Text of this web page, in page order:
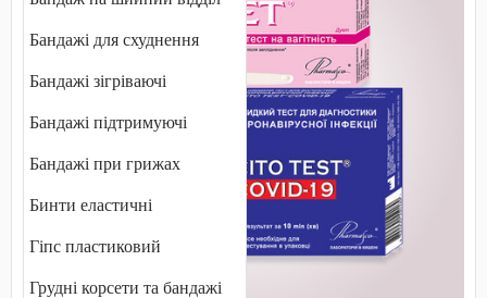
Бандажі для схуднення
Бандажі зігріваючі
Бандажі підтримуючі
Бандажі при грижах
Бинти еластичні
Гіпс пластиковий
Грудні корсети та бандажі